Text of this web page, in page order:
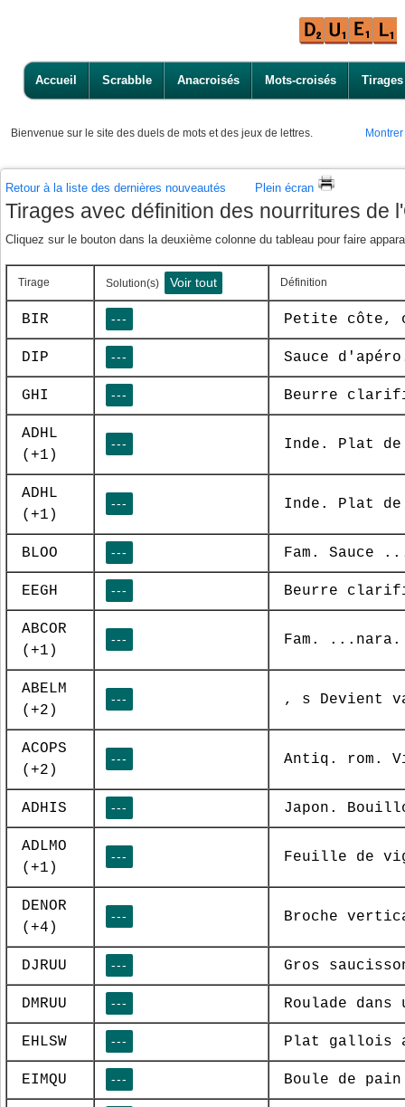
Accueil Scrabble Anacroisés Mots-croisés Tirages
Bienvenue sur le site des duels de mots et des jeux de lettres.
Retour à la liste des dernières nouveautés Plein écran
Tirages avec définition des nourritures de
Cliquez sur le bouton dans la deuxième colonne du tableau pour faire
Tirage Solution(s) Voir tout Définition
BIR --- Petite côte,
DIP --- Sauce
GHI --- Beurre
ADHL
(+1)
--- Inde. Plat
ADHL
(+1)
--- Inde. Plat
BLOO --- Fam. Sauce
EEGH --- Beurre
ABCOR
(+1)
--- Fam. ...nara.
ABELM
(+2)
--- , s Devient
ACOPS
(+2)
--- Antiq. rom.
ADHIS --- Japon.
ADLMO
(+1)
--- Feuille de
DENOR
(+4)
--- Broche
DJRUU --- Gros
DMRUU --- Roulade
EHLSW --- Plat gallois
EIMQU --- Boule de